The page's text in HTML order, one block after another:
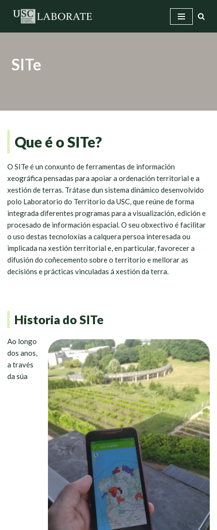
Saltar
SITe
Que é o SITe?
O SITe é un conxunto de ferramentas de información
xeográfica pensadas para apoiar a ordenación territorial e a
xestión de terras. Trátase dun sistema dinámico desenvolvido
polo Laboratorio do Territorio da USC, que reúne de forma
integrada diferentes programas para a visualización, edición e
procesado de información espacial. O seu obxectivo é facilitar
o uso destas tecnoloxías a calquera persoa interesada ou
implicada na xestión territorial e, en particular, favorecer a
difusión do coñecemento sobre o territorio e mellorar as
decisións e prácticas vinculadas á xestión da terra.
Historia do SITe
Ao longo
dos anos,
a través
da súa